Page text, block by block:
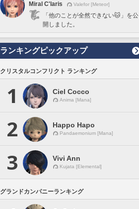
Miral C'laris
Valefor [Meteor]
「他のことが全然できない🐱」を公
開しました。
ランキングピックアップ
クリスタルコンフリクト ランキング
1 Ciel Cocco
Anima [Mana]
2 Happo Hapo
Pandaemonium [Mana]
3 Vivi Ann
Kujata [Elemental]
グランドカンパニーランキング